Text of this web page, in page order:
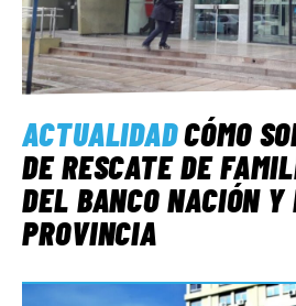
ACTUALIDADCÓMO
DE RESCATE DE
DEL BANCO NACIÓN Y
PROVINCIA